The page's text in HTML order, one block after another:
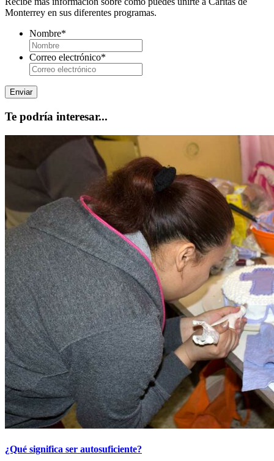
Monterrey en sus diferentes programas.
Nombre*
Correo electrónico*
Te podría interesar...
¿Qué significa ser autosuficiente?